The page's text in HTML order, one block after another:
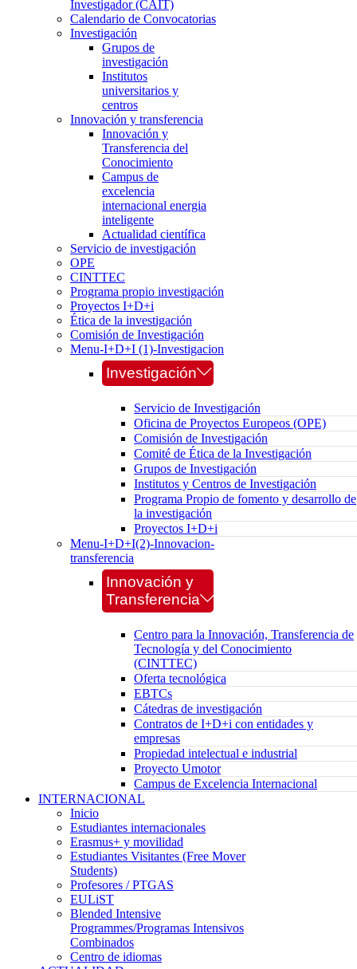
Investigador (CAIT)
Calendario de Convocatorias
Investigación
Grupos de
investigación
Institutos
universitarios y
centros
Innovación y transferencia
Innovación y
Transferencia del
Conocimiento
Campus de
excelencia
internacional energia
inteligente
Actualidad científica
Servicio de investigación
OPE
CINTTEC
Programa propio investigación
Proyectos I+D+i
Ética de la investigación
Comisión de Investigación
Menu-I+D+I (1)-Investigacion
Investigación
Servicio de Investigación
Oficina de Proyectos Europeos (OPE)
Comisión de Investigación
Comité de Ética de la Investigación
Grupos de Investigación
Institutos y Centros de Investigación
Programa Propio de fomento y desarrollo de
la investigación
Proyectos I+D+i
Menu-I+D+I(2)-Innovacion-
transferencia
Innovación y
Transferencia
Centro para la Innovación, Transferencia de
Tecnología y del Conocimiento
(CINTTEC)
Oferta tecnológica
EBTCs
Cátedras de investigación
Contratos de I+D+i con entidades y
empresas
Propiedad intelectual e industrial
Proyecto Umotor
Campus de Excelencia Internacional
INTERNACIONAL
Inicio
Estudiantes internacionales
Erasmus+ y movilidad
Estudiantes Visitantes (Free Mover
Students)
Profesores / PTGAS
EULiST
Blended Intensive
Programmes/Programas Intensivos
Combinados
Centro de idiomas